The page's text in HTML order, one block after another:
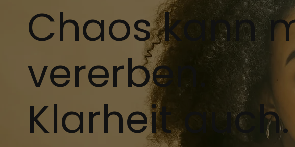
Chaos kann
vererben.
Klarheit auch.